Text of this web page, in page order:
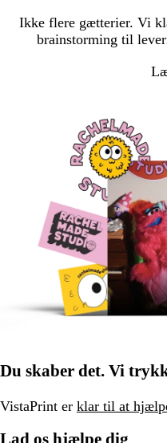
Ikke flere gætterier. Vi
brainstorming til
Du skaber det. Vi
VistaPrint er klar til at
Lad os hjælpe dig